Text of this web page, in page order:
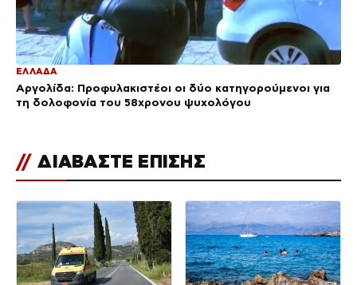
ΕΛΛΑΔΑ
Αργολίδα: Προφυλακιστέοι οι δύο κατηγορούμενοι για
τη δολοφονία του 58χρονου ψυχολόγου
// ΔΙΑΒΑΣΤΕ ΕΠΙΣΗΣ